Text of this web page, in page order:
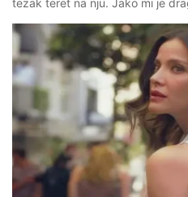
tezak teret na nju. Jako mi je